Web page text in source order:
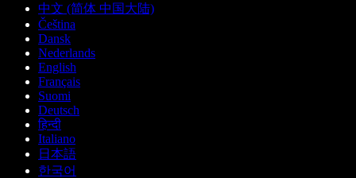
中文 (简体 中国大陆)
Čeština
Dansk
Nederlands
English
Français
Suomi
Deutsch
हिन्दी
Italiano
日本語
한국어